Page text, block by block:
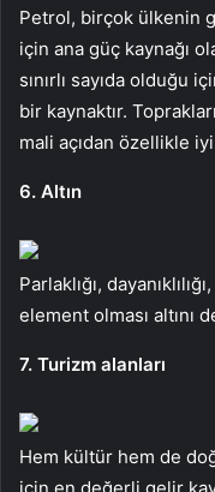
Petrol, birçok ülkenin
için ana güç kaynağı
sınırlı sayıda olduğu
bir kaynaktır.
mali açıdan özellikle
6. Altın
Parlaklığı,
element olması altını
7. Turizm alanları
Hem kültür hem de
için en değerli gelir